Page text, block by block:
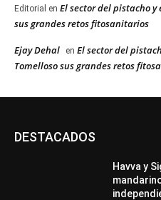
Editorial en El sector del pistacho
sus grandes retos fitosanitarios
Ejay Dehal en El sector del
Tomelloso sus grandes retos
DESTACADOS
Havva y